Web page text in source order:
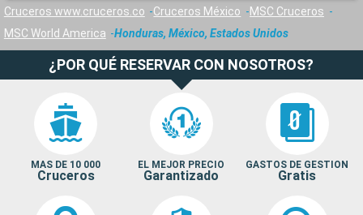
Cruceros www.cruceros.co Cruceros México
MSC Cruceros
MSC World America
Honduras, México, Estados Unidos
¿POR QUÉ RESERVAR CON NOSOTROS?
MAS DE 10 000
Cruceros
EL MEJOR PRECIO
Garantizado
GASTOS DE GESTION
Gratis